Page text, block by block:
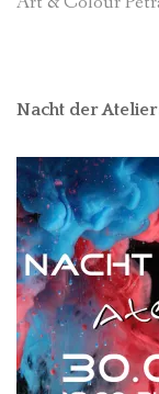
Nacht der